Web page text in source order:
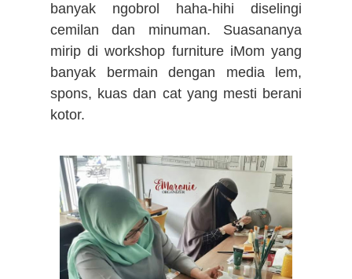
banyak ngobrol haha-hihi diselingi
cemilan dan minuman. Suasananya
mirip di workshop furniture iMom yang
banyak bermain dengan media lem,
spons, kuas dan cat yang mesti berani
kotor.